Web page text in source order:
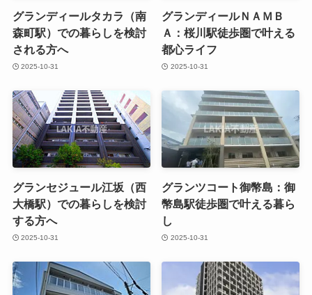
グランディールタカラ（南
森町駅）での暮らしを検討
される方へ
2025-10-31
グランディールＮＡＭＢ
Ａ：桜川駅徒歩圏で叶える
都心ライフ
2025-10-31
グランセジュール江坂（西
大橋駅）での暮らしを検討
する方へ
2025-10-31
グランツコート御幣島：御
幣島駅徒歩圏で叶える暮ら
し
2025-10-31